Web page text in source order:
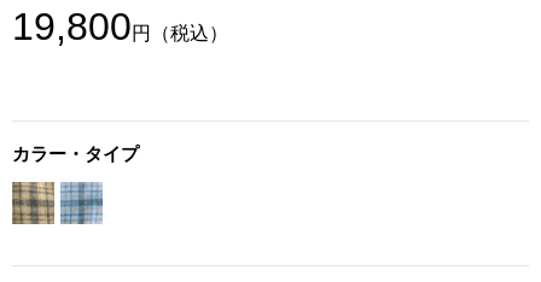
ボトムス
19,800円 （税込）
カラー・タイプ